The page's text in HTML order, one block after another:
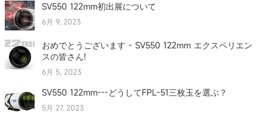
SV550 122mm初出展について
6月 9, 2023
おめでとうございます - SV550 122mm エクスペリエン
スの皆さん!
6月 5, 2023
SV550 122mm---どうしてFPL-51三枚玉を選ぶ？
5月 27, 2023